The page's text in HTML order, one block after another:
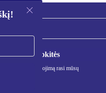
Registruokitės
duomenų naudojimą rasi mūsų